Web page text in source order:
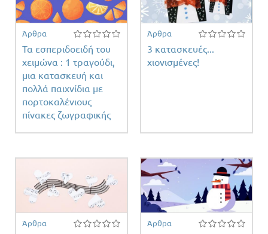
Άρθρα
Τα εσπεριδοειδή του
χειμώνα : 1 τραγούδι,
μια κατασκευή και
πολλά παιχνίδια με
πορτοκαλένιους
πίνακες ζωγραφικής
Άρθρα
3 κατασκευές...
χιονισμένες!
Άρθρα Άρθρα